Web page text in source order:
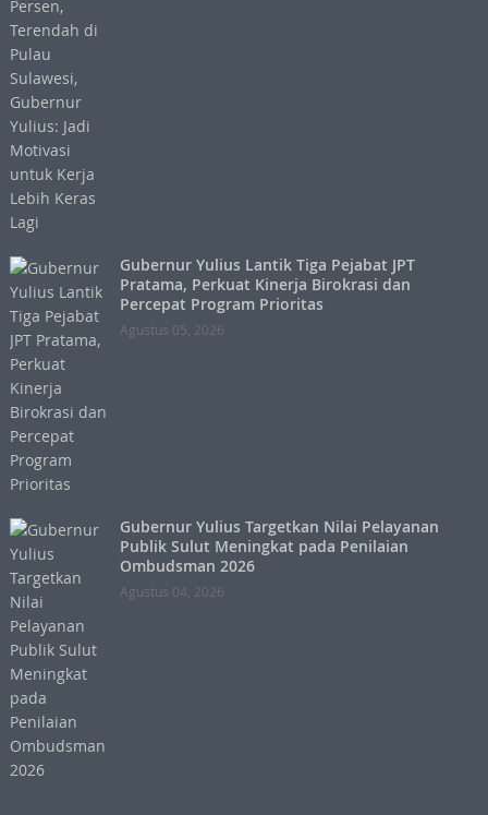
Gubernur Yulius Lantik Tiga Pejabat JPT
Pratama, Perkuat Kinerja Birokrasi dan
Percepat Program Prioritas
Agustus 05, 2026
Gubernur Yulius Targetkan Nilai Pelayanan
Publik Sulut Meningkat pada Penilaian
Ombudsman 2026
Agustus 04, 2026